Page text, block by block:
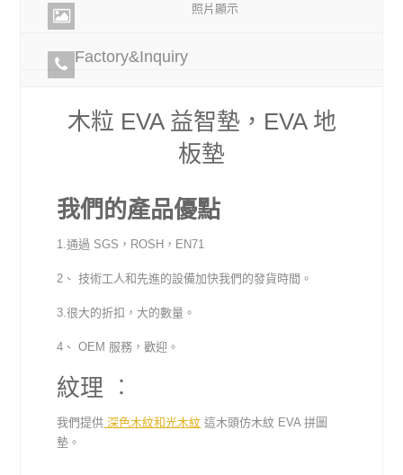
照片顯示
Factory&Inquiry
木粒 EVA 益智墊，EVA 地
板墊
我們的產品優點
1.通過 SGS，ROSH，EN71
2、 技術工人和先進的設備加快我們的發貨時間。
3.很大的折扣，大的數量。
4、 OEM 服務，歡迎。
紋理 ︰
我們提供 深色木紋和光木紋 這木頭仿木紋 EVA 拼圖
墊。